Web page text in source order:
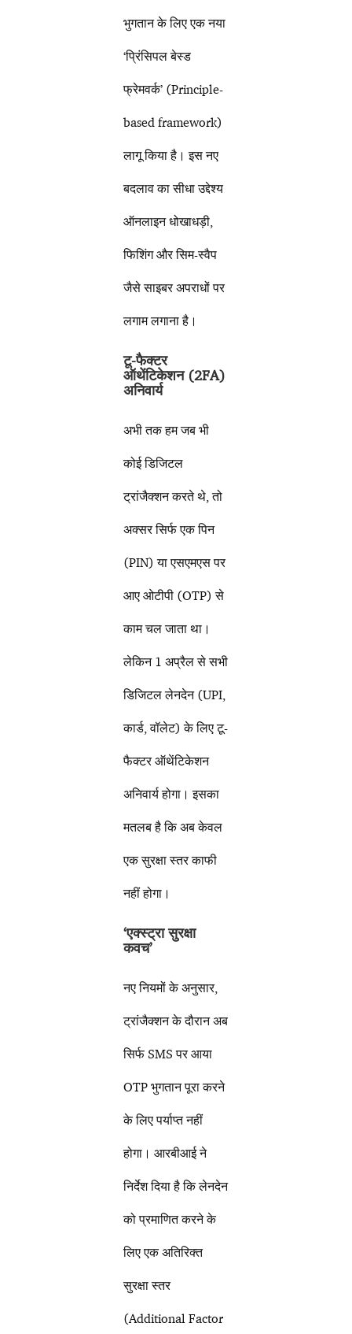
भुगतान के लिए एक नया
‘प्रिंसिपल बेस्ड
फ्रेमवर्क’ (Principle-
based framework)
लागू किया है। इस नए
बदलाव का सीधा उद्देश्य
ऑनलाइन धोखाधड़ी,
फिशिंग और सिम-स्वैप
जैसे साइबर अपराधों पर
लगाम लगाना है।
टू-फैक्टर
ऑथेंटिकेशन (2FA)
अनिवार्य
अभी तक हम जब भी
कोई डिजिटल
ट्रांजैक्शन करते थे, तो
अक्सर सिर्फ एक पिन
(PIN) या एसएमएस पर
आए ओटीपी (OTP) से
काम चल जाता था।
लेकिन 1 अप्रैल से सभी
डिजिटल लेनदेन (UPI,
कार्ड, वॉलेट) के लिए टू-
फैक्टर ऑथेंटिकेशन
अनिवार्य होगा। इसका
मतलब है कि अब केवल
एक सुरक्षा स्तर काफी
नहीं होगा।
‘एक्स्ट्रा सुरक्षा
कवच’
नए नियमों के अनुसार,
ट्रांजैक्शन के दौरान अब
सिर्फ SMS पर आया
OTP भुगतान पूरा करने
के लिए पर्याप्त नहीं
होगा। आरबीआई ने
निर्देश दिया है कि लेनदेन
को प्रमाणित करने के
लिए एक अतिरिक्त
सुरक्षा स्तर
(Additional Factor